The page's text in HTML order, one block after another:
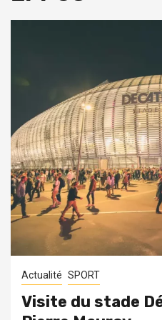
Actualité SPORT
Visite du stade